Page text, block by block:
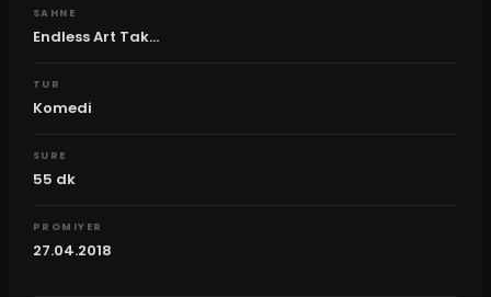
SAHNE
Endless Art Tak...
TUR
Komedi
SURE
55 dk
PROMIYER
27.04.2018